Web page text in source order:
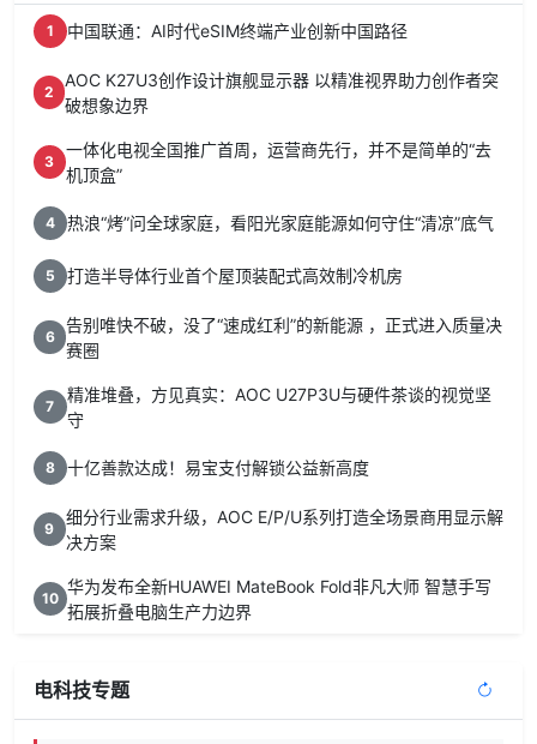
1 中国联通：AI时代eSIM终端产业创新中国路径
2
AOC K27U3创作设计旗舰显示器 以精准视界助力创作者突
破想象边界
3
一体化电视全国推广首周，运营商先行，并不是简单的“去
机顶盒”
4 热浪“烤”问全球家庭，看阳光家庭能源如何守住“清凉”底气
5 打造半导体行业首个屋顶装配式高效制冷机房
6
告别唯快不破，没了“速成红利”的新能源 ，正式进入质量决
赛圈
7
精准堆叠，方见真实：AOC U27P3U与硬件茶谈的视觉坚
守
8 十亿善款达成！易宝支付解锁公益新高度
9
细分行业需求升级，AOC E/P/U系列打造全场景商用显示解
决方案
10
华为发布全新HUAWEI MateBook Fold非凡大师 智慧手写
拓展折叠电脑生产力边界
电科技专题